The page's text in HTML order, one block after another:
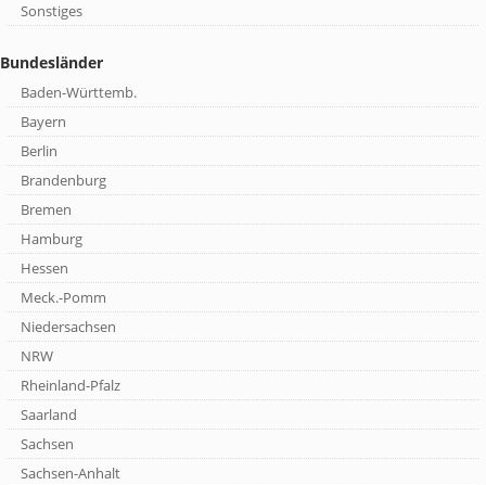
Sonstiges
Bundesländer
Baden-Württemb.
Bayern
Berlin
Brandenburg
Bremen
Hamburg
Hessen
Meck.-Pomm
Niedersachsen
NRW
Rheinland-Pfalz
Saarland
Sachsen
Sachsen-Anhalt